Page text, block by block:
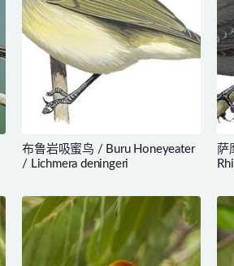
布鲁岩吸蜜鸟 / Buru Honeyeater
/ Lichmera deningeri
萨